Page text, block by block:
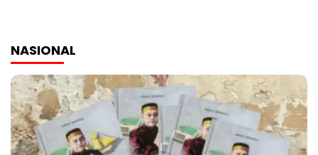
NASIONAL